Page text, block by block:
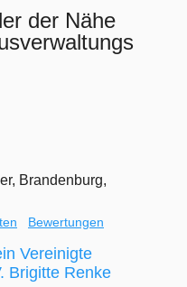
der Nähe
Brandenburg,
Bewertungen
Vereinigte
Brigitte Renke